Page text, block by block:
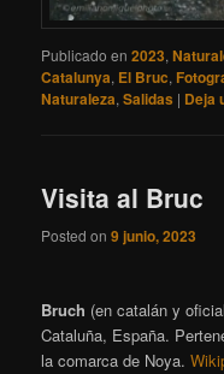
Publicado en 2023,
Catalunya, El Bruc,
Naturaleza,Salidas | Deja
Visita al Bruc
Posted on9 junio, 2023
Bruch (en catalán y
Cataluña, España.
la comarca de Noya.